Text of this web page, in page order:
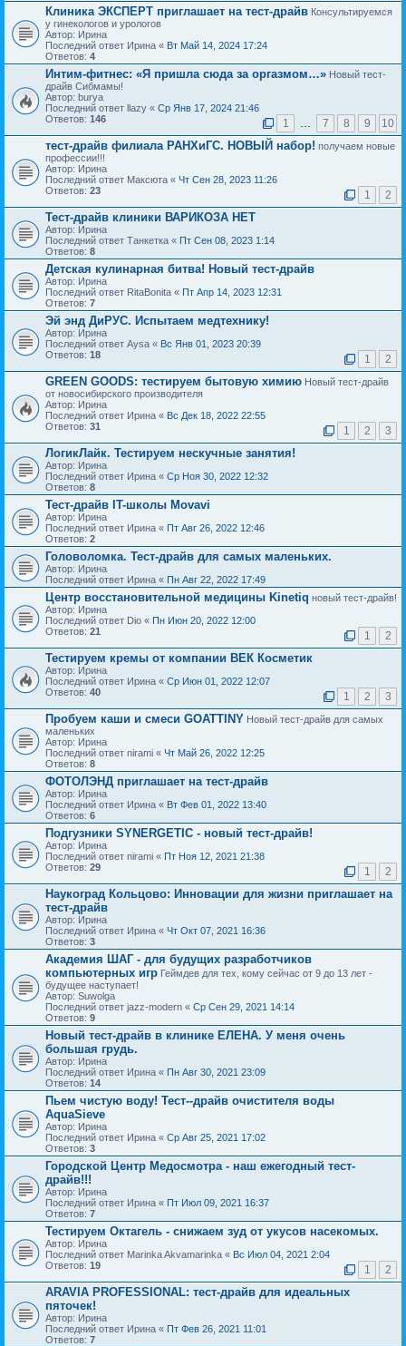
Клиника ЭКСПЕРТ приглашает на тест-драйв Консультируемся
у гинекологов и урологов
Автор: Ирина
Последний ответ Ирина « Вт Май 14, 2024 17:24
Ответов: 4
Интим-фитнес: «Я пришла сюда за оргазмом…» Новый тест-
драйв Сибмамы!
Автор: burya
Последний ответ llazy « Ср Янв 17, 2024 21:46
Ответов: 146 1 … 7 8 9 10
тест-драйв филиала РАНХиГС. НОВЫЙ набор! получаем новые
профессии!!!
Автор: Ирина
Последний ответ Максюта « Чт Сен 28, 2023 11:26
Ответов: 23 1 2
Тест-драйв клиники ВАРИКОЗА НЕТ
Автор: Ирина
Последний ответ Танкетка « Пт Сен 08, 2023 1:14
Ответов: 8
Детская кулинарная битва! Новый тест-драйв
Автор: Ирина
Последний ответ RitaBonita « Пт Апр 14, 2023 12:31
Ответов: 7
Эй энд ДиРУС. Испытаем медтехнику!
Автор: Ирина
Последний ответ Aysa « Вс Янв 01, 2023 20:39
Ответов: 18 1 2
GREEN GOODS: тестируем бытовую химию Новый тест-драйв
от новосибирского производителя
Автор: Ирина
Последний ответ Ирина « Вс Дек 18, 2022 22:55
Ответов: 31 1 2 3
ЛогикЛайк. Тестируем нескучные занятия!
Автор: Ирина
Последний ответ Ирина « Ср Ноя 30, 2022 12:32
Ответов: 8
Тест-драйв IT-школы Movavi
Автор: Ирина
Последний ответ Ирина « Пт Авг 26, 2022 12:46
Ответов: 2
Головоломка. Тест-драйв для самых маленьких.
Автор: Ирина
Последний ответ Ирина « Пн Авг 22, 2022 17:49
Центр восстановительной медицины Kinetiq новый тест-драйв!
Автор: Ирина
Последний ответ Dio « Пн Июн 20, 2022 12:00
Ответов: 21 1 2
Тестируем кремы от компании ВЕК Косметик
Автор: Ирина
Последний ответ Ирина « Ср Июн 01, 2022 12:07
Ответов: 40 1 2 3
Пробуем каши и смеси GOATTINY Новый тест-драйв для самых
маленьких
Автор: Ирина
Последний ответ nirami « Чт Май 26, 2022 12:25
Ответов: 8
ФОТОЛЭНД приглашает на тест-драйв
Автор: Ирина
Последний ответ Ирина « Вт Фев 01, 2022 13:40
Ответов: 6
Подгузники SYNERGETIC - новый тест-драйв!
Автор: Ирина
Последний ответ nirami « Пт Ноя 12, 2021 21:38
Ответов: 29 1 2
Наукоград Кольцово: Инновации для жизни приглашает на
тест-драйв
Автор: Ирина
Последний ответ Ирина « Чт Окт 07, 2021 16:36
Ответов: 3
Академия ШАГ - для будущих разработчиков
компьютерных игр Геймдев для тех, кому сейчас от 9 до 13 лет -
будущее наступает!
Автор: Suwolga
Последний ответ jazz-modern « Ср Сен 29, 2021 14:14
Ответов: 9
Новый тест-драйв в клинике ЕЛЕНА. У меня очень
большая грудь.
Автор: Ирина
Последний ответ Ирина « Пн Авг 30, 2021 23:09
Ответов: 14
Пьем чистую воду! Тест--драйв очистителя воды
AquaSieve
Автор: Ирина
Последний ответ Ирина « Ср Авг 25, 2021 17:02
Ответов: 3
Городской Центр Медосмотра - наш ежегодный тест-
драйв!!!
Автор: Ирина
Последний ответ Ирина « Пт Июл 09, 2021 16:37
Ответов: 7
Тестируем Октагель - снижаем зуд от укусов насекомых.
Автор: Ирина
Последний ответ Marinka Akvamarinka « Вс Июл 04, 2021 2:04
Ответов: 19 1 2
ARAVIA PROFESSIONAL: тест-драйв для идеальных
пяточек!
Автор: Ирина
Последний ответ Ирина « Пт Фев 26, 2021 11:01
Ответов: 7